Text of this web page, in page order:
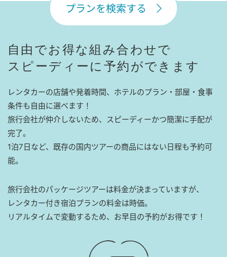
プランを検索する
自由でお得な組み合わせで
スピーディーに予約ができます
レンタカーの店舗や発着時間、ホテルのプラン・部屋・食事
条件も自由に選べます！
旅行会社が仲介しないため、スピーディーかつ簡潔に手配が
完了。
1泊7日など、既存の国内ツアーの商品にはない日程も予約可
能。
旅行会社のパッケージツアーは料金が決まっていますが、
レンタカー付き宿泊プランの料金は時価。
リアルタイムで変動するため、お早目の予約がお得です！